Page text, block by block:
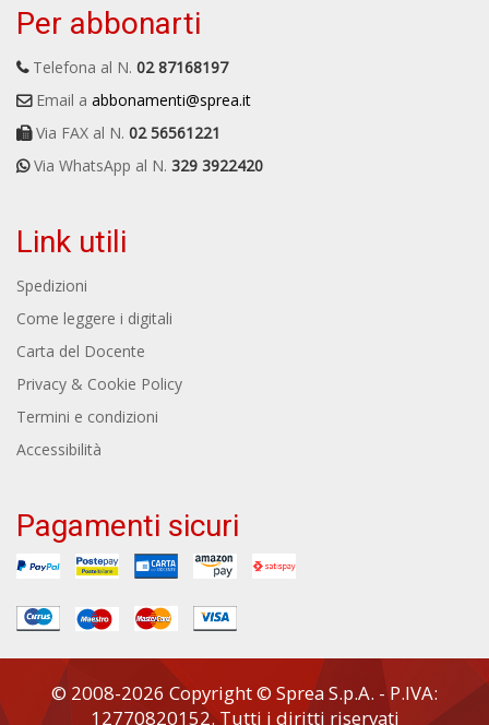
Per abbonarti
Telefona al N. 02 87168197
Email a abbonamenti@sprea.it
Via FAX al N. 02 56561221
Via WhatsApp al N. 329 3922420
Link utili
Spedizioni
Come leggere i digitali
Carta del Docente
Privacy & Cookie Policy
Termini e condizioni
Accessibilità
Pagamenti sicuri
© 2008-2026 Copyright © Sprea S.p.A. - P.IVA:
12770820152. Tutti i diritti riservati